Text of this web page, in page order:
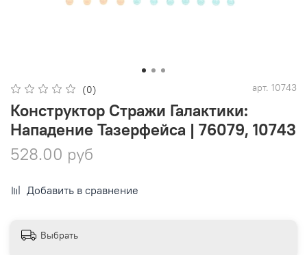
(0) арт. 10743
Конструктор Стражи Галактики:
Нападение Тазерфейса | 76079, 10743
528.00 руб
Добавить в сравнение
Выбрать